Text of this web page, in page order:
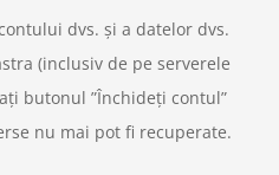
dvs. și a datelor dvs.
(inclusiv de pe serverele
butonul ”Închideți contul”
nu mai pot fi recuperate.